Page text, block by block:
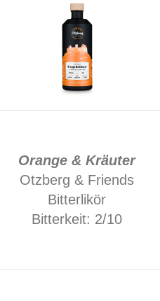
Orange & Kräuter
Otzberg & Friends
Bitterlikör
Bitterkeit: 2/10